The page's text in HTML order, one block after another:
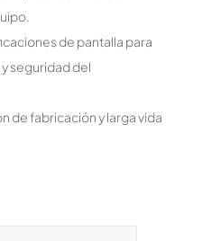
de pantalla para
seguridad del
de fabricación y larga vida